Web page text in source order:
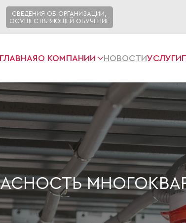
СВЕДЕНИЯ ОБ ОРГАНИЗАЦИИ,
ОСУЩЕСТВЛЯЮЩЕЙ ОБУЧЕНИЕ
ГЛАВНАЯО КОМПАНИИ НОВОСТИУСЛУГИ